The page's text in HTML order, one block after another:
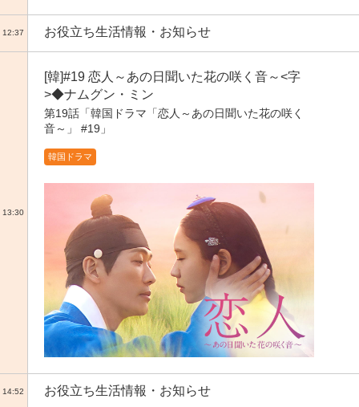
12:37 お役立ち生活情報・お知らせ
13:30
[韓]#19 恋人～あの日聞いた花の咲く音～<字
>◆ナムグン・ミン
第19話「韓国ドラマ「恋人～あの日聞いた花の咲く
音～」 #19」
韓国ドラマ
14:52 お役立ち生活情報・お知らせ